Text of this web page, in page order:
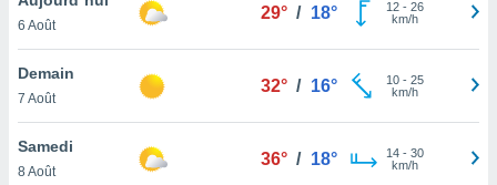
et
»,
au
vous
qu'ils
6 Août
29° / 18° 12- 26
km/h
Demain
7 Août
32° / 16° 10- 25
km/h
Samedi
8 Août
36° / 18° 14- 30
km/h